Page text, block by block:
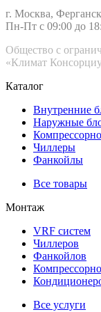
г. Москва,
Пн-Пт с 09:00 до
Общество с
«Климат
Каталог
Внутренние
Наружные
Чиллеры
Фанкойлы
Все товары
Монтаж
VRF систем
Чиллеров
Фанкойлов
Все услуги